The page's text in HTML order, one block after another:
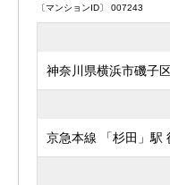
〔マンションID〕 007243
神奈川県横浜市磯子
京急本線 「杉田」駅